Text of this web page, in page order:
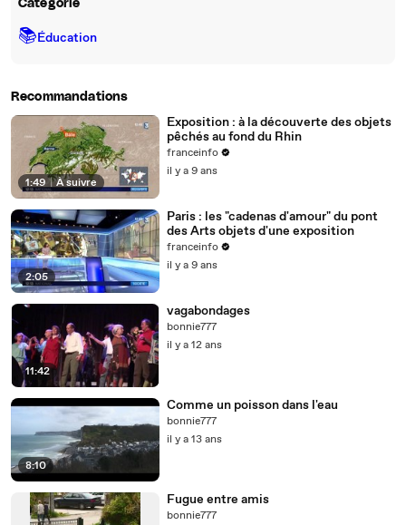
Catégorie
📚Éducation
Recommandations
1:49 | À suivre
Exposition : à la découverte des objets
pêchés au fond du Rhin
franceinfo
il y a 9 ans
2:05
Paris : les "cadenas d'amour" du pont
des Arts objets d'une exposition
franceinfo
il y a 9 ans
11:42
vagabondages
bonnie777
il y a 12 ans
8:10
Comme un poisson dans l'eau
bonnie777
il y a 13 ans
Fugue entre amis
bonnie777